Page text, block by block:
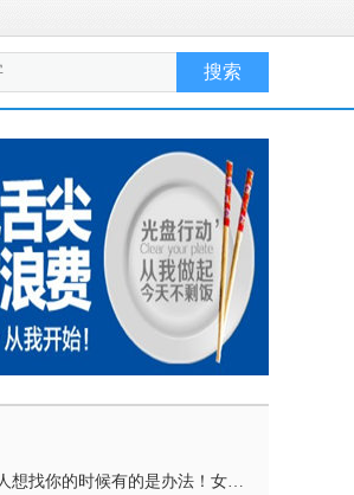
办法！女生吵架将男友拉黑，结果男友给家里狗打电话了！汪：吵死了，一会就去把号码注销